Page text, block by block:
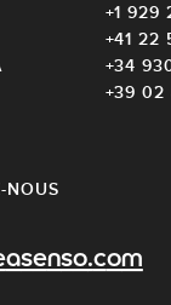
NOUS
+1 929
+41 22
+34
+39 02